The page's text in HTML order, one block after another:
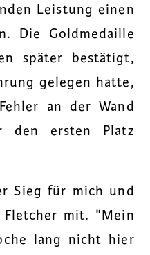
Leistung einen
Die Goldmedaille
später bestätigt,
gelegen hatte,
an der Wand
den ersten Platz
Sieg für mich und
mit. "Mein
lang nicht hier